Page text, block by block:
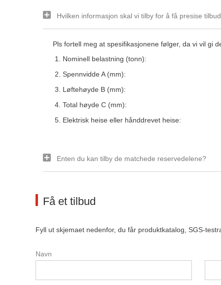
Hvilken informasjon skal vi tilby for å få presise
Pls fortell meg at spesifikasjonene følger, da vi vil gi
Nominell belastning (tonn):
Spennvidde A (mm):
Løftehøyde B (mm):
Total høyde C (mm):
Elektrisk heise eller hånddrevet heise:
Enten du kan tilby de matchede reservedelene?
Få et tilbud
Fyll ut skjemaet nedenfor, du får produktkatalog, SGS-
Navn